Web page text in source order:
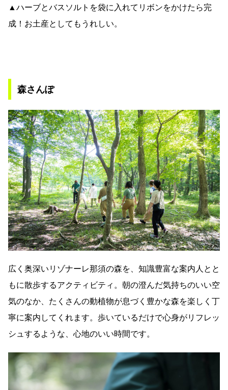
▲ハーブとバスソルトを袋に入れてリボンをかけたら完
成！お土産としてもうれしい。
森さんぽ
広く奥深いリゾナーレ那須の森を、知識豊富な案内人とと
もに散歩するアクティビティ。朝の澄んだ気持ちのいい空
気のなか、たくさんの動植物が息づく豊かな森を楽しく丁
寧に案内してくれます。歩いているだけで心身がリフレッ
シュするような、心地のいい時間です。